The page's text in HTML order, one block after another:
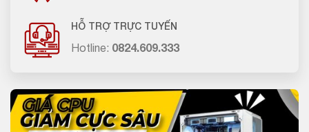
HỖ TRỢ TRỰC TUYẾN
Hotline: 0824.609.333